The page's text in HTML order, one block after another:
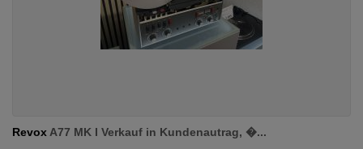
Revox A77 MK I Verkauf in Kundenautrag, �...